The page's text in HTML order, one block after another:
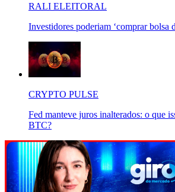
RALI ELEITORAL
Investidores poderiam ‘comprar bolsa
CRYPTO PULSE
Fed manteve juros inalterados: o que
BTC?